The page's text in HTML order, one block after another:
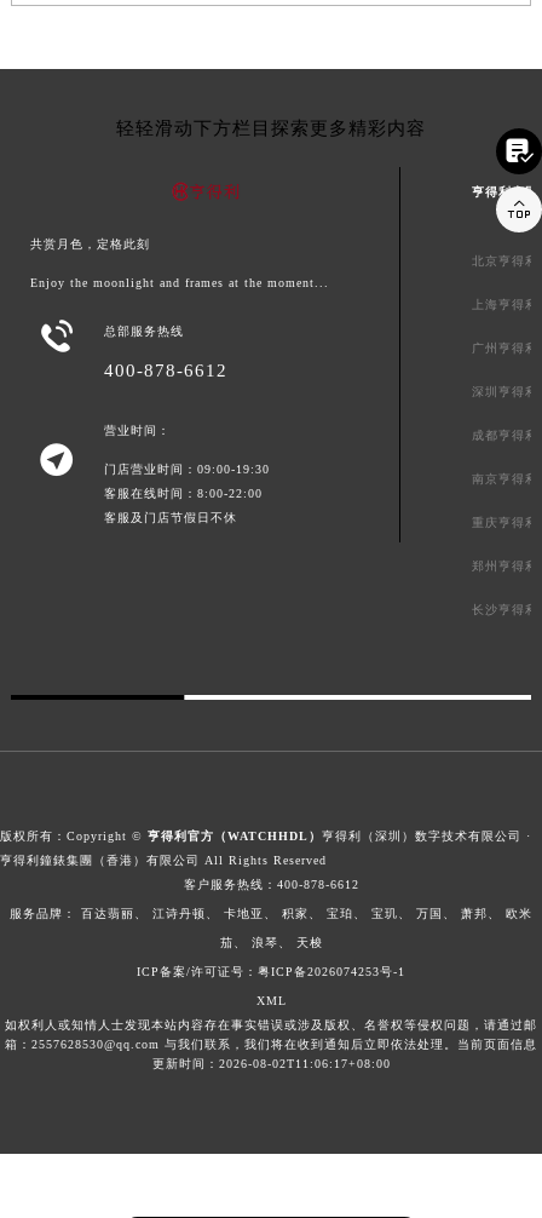
轻轻滑动下方栏目探索更多精彩内容
共赏月色，定格此刻
Enjoy the moonlight and frames at the moment...
 总部服务热线
400-878-6612

营业时间：
门店营业时间：09:00-19:30
客服在线时间：8:00-22:00
客服及门店节假日不休
亨得利中国
北京亨得利
上海亨得
广州亨得利
深圳亨得利
成都亨得利
南京亨得利
重庆亨得利
郑州亨得利
长沙亨得利
版权所有：Copyright © 亨得利官方（WATCHHDL） 亨得利（深圳）数字技术有限公司 ·
亨得利鐘錶集團（香港）有限公司 All Rights Reserved
客户服务热线： 400-878-6612
服务品牌： 百达翡丽、 江诗丹顿、 卡地亚、 积家、 宝珀、 宝玑、 万国、 萧邦、 欧米
茄、 浪琴、 天梭
ICP备案/许可证号：粤ICP备2026074253号-1
XML
如权利人或知情人士发现本站内容存在事实错误或涉及版权、名誉权等侵权问题，请通过邮
箱：2557628530@qq.com 与我们联系，我们将在收到通知后立即依法处理。当前页面信息
更新时间：2026-08-02T11:06:17+08:00

